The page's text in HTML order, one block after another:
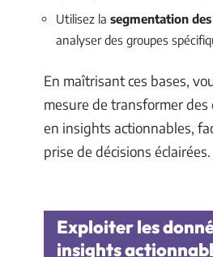
Utilisez la segmentation
analyser des groupes
En maîtrisant ces bases,
mesure de transformer
en insights actionnables,
prise de décisions éclairées.
Exploiter les
insights